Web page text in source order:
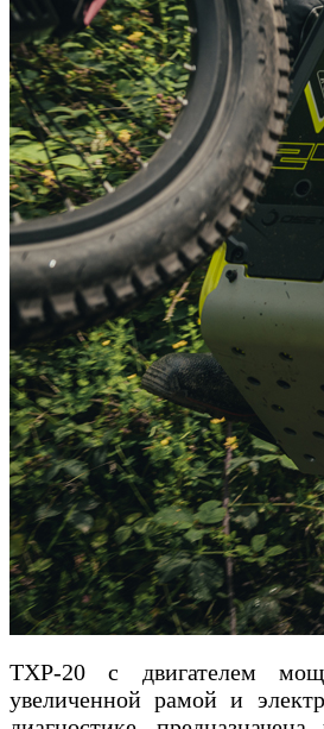
TXP-20 с двигателем
увеличенной рамой и